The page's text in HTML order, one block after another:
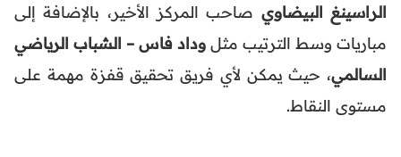
الراسينغ البيضاوي صاحب المركز الأخير، بالإضافة إلى
مباريات وسط الترتيب مثل وداد فاس – الشباب الرياضي
السالمي، حيث يمكن لأي فريق تحقيق قفزة مهمة على
مستوى النقاط.